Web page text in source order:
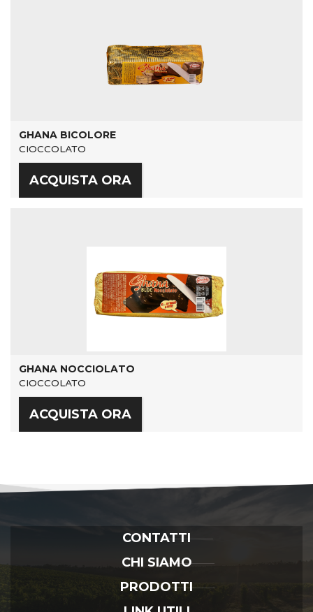
GHANA BICOLORE
CIOCCOLATO
ACQUISTA ORA
GHANA NOCCIOLATO
CIOCCOLATO
ACQUISTA ORA
CONTATTI
CHI SIAMO
PRODOTTI